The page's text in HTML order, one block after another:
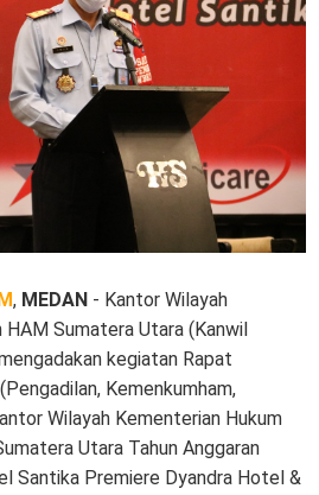
, MEDAN - Kantor Wilayah
HAM Sumatera Utara (Kanwil
kegiatan Rapat
Kemenkumham,
Wilayah Kementerian Hukum
Utara Tahun Anggaran
Santika Premiere Dyandra Hotel &